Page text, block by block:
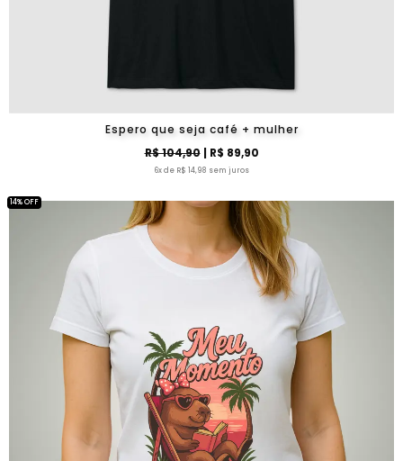
Espero que seja café + mulher
R$ 104,90| R$ 89,90
6x de R$ 14,98 sem juros
14% OFF